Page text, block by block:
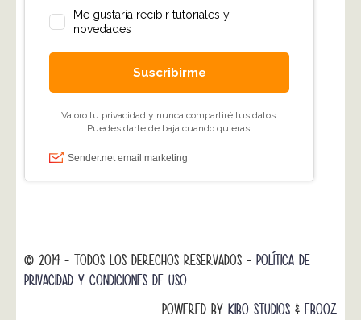
© 2014 - TODOS LOS DERECHOS RESERVADOS - POLÍTICA DE
PRIVACIDAD Y CONDICIONES DE USO
POWERED BY KIBO STUDIOS & EBOOZ